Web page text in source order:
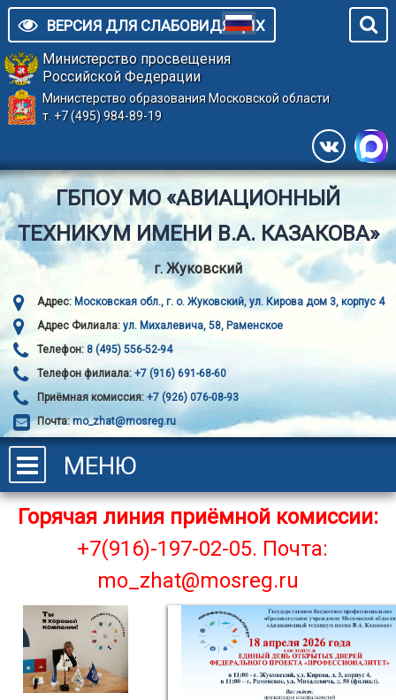
ВЕРСИЯ ДЛЯ СЛАБОВИДЯЩИХ
Министерство просвещения
Российской Федерации
Министерство образования Московской области
т. +7 (495) 984-89-19
ГБПОУ МО «АВИАЦИОННЫЙ
ТЕХНИКУМ ИМЕНИ В.А. КАЗАКОВА»
г. Жуковский
Адрес: Московская обл., г. о. Жуковский, ул. Кирова дом 3, корпус 4
Адрес Филиала: ул. Михалевича, 58, Раменское
Телефон: 8 (495) 556-52-94
Телефон филиала:+7 (916) 691-68-60
Приёмная комиссия: +7 (926) 076-08-93
Почта:mo_zhat@mosreg.ru
МЕНЮ
Горячая линия приёмной комиссии:
+7(916)-197-02-05. Почта:
mo_zhat@mosreg.ru